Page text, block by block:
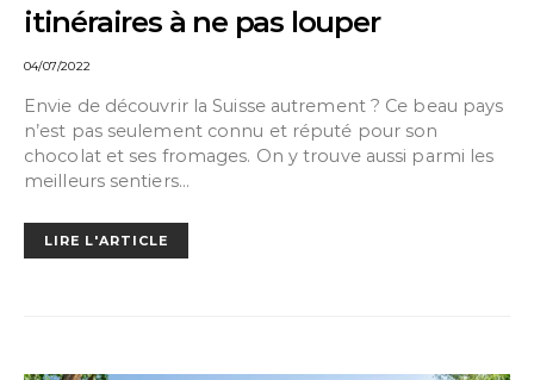
itinéraires à ne pas louper
04/07/2022
Envie de découvrir la Suisse autrement ? Ce beau pays
n’est pas seulement connu et réputé pour son
chocolat et ses fromages. On y trouve aussi parmi les
meilleurs sentiers…
LIRE L'ARTICLE